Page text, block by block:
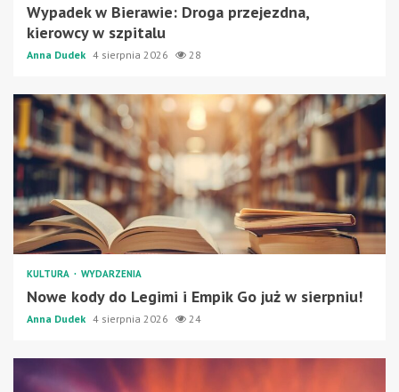
Wypadek w Bierawie: Droga przejezdna,
kierowcy w szpitalu
Anna Dudek 4 sierpnia 2026 28
KULTURA WYDARZENIA
Nowe kody do Legimi i Empik Go już w sierpniu!
Anna Dudek 4 sierpnia 2026 24